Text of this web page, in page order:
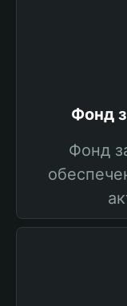
Фонд
Фонд